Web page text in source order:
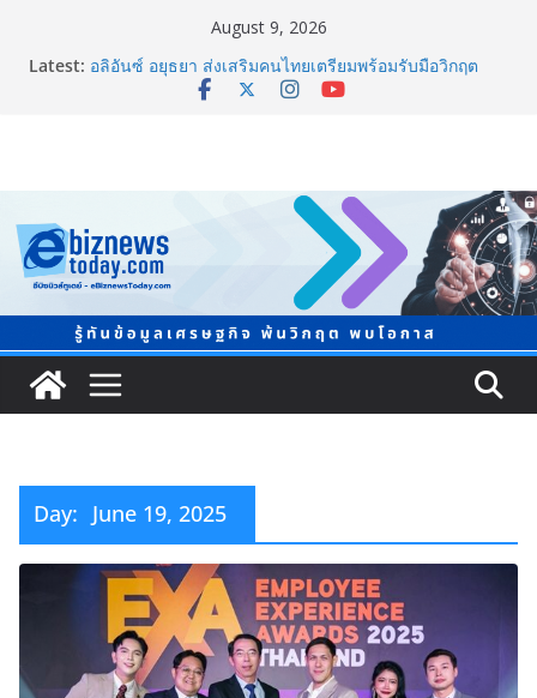
August 9, 2026
Latest: อลิอันซ์ อยุธยา ส่งเสริมคนไทยเตรียมพร้อมรับมือวิกฤต
เปิดพื้นที่ “Level Up the Care by Allianz Ayudhya
พันธมิตร ปั้นผู้ประกอบการไทยสู่ตลาดโลก คาดเงินสะพัด
LORDNINE จัดศึกคนดังสายเกม ไทย ปะทะ ฟิลิปปินส์ ใน
“Rise of the Tenth Lord” เปิดสงครามกิลด์ข้ามประเทศ
ฉลองเซิร์ฟเวอร์ใหม่ เฮเลนา
แพทย์เผย โรคไม่ติดต่อเรื้อรัง NCDs คร่าชีวิตคนไทยก่อน
วัยอันควร ทำสูญเสียทางเศรษฐกิจมหาศาล 1.6 ล้านล้าน
บาทต่อปี
ภาครัฐ-เอกชนจับมือสัมมนาใหญ่ ยกระดับอุตสาหกรรมเซ
รามิกไทยสู่สากล พร้อมชวนผู้ประกอบไทยร่วมงาน
Day: June 19, 2025